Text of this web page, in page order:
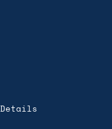
Details